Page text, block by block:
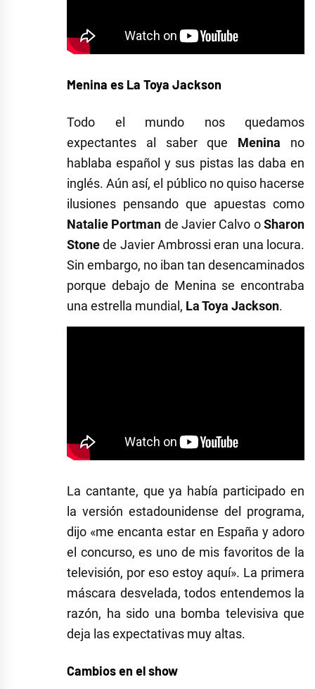
Menina es La Toya Jackson
Todo el mundo nos quedamos
expectantes al saber que Menina no
hablaba español y sus pistas las daba en
inglés. Aún así, el público no quiso hacerse
ilusiones pensando que apuestas como
Natalie Portman de Javier Calvo oSharon
Stonede Javier Ambrossi eran una locura.
Sin embargo, no iban tan desencaminados
porque debajo de Menina se encontraba
una estrella mundial, La Toya Jackson.
La cantante, que ya había participado en
la versión estadounidense del programa,
dijo «me encanta estar en España y adoro
el concurso, es uno de mis favoritos de la
televisión, por eso estoy aquí». La primera
máscara desvelada, todos entendemos la
razón, ha sido una bomba televisiva que
deja las expectativas muy altas.
Cambios en el show